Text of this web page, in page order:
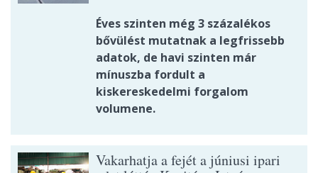
Éves szinten még 3 százalékos
bővülést mutatnak a legfrissebb
adatok, de havi szinten már
mínuszba fordult a
kiskereskedelmi forgalom
volumene.
Vakarhatja a fejét a júniusi ipari